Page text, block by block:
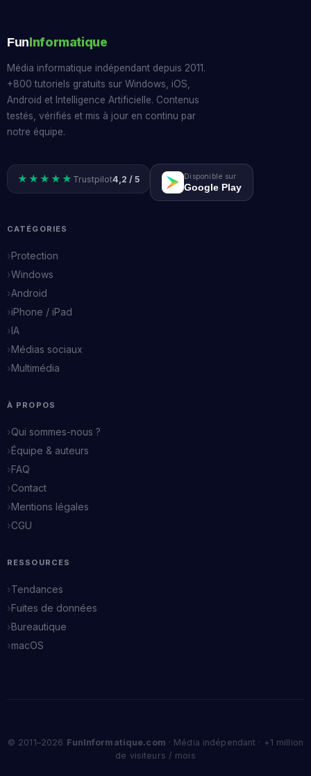
FunInformatique
Média informatique indépendant depuis 2011.
+800 tutoriels gratuits sur Windows, iOS,
Android et Intelligence Artificielle. Contenus
testés, vérifiés et mis à jour en continu par
notre équipe.
★★★★★ Trustpilot4,2 / 5 Disponible sur
Google Play
CATÉGORIES
Protection
Windows
Android
iPhone / iPad
IA
Médias sociaux
Multimédia
À PROPOS
Qui sommes-nous ?
Équipe & auteurs
FAQ
Contact
Mentions légales
CGU
RESSOURCES
Tendances
Fuites de données
Bureautique
macOS
© 2011–2026 FunInformatique.com · Média indépendant · +1 million
de visiteurs / mois